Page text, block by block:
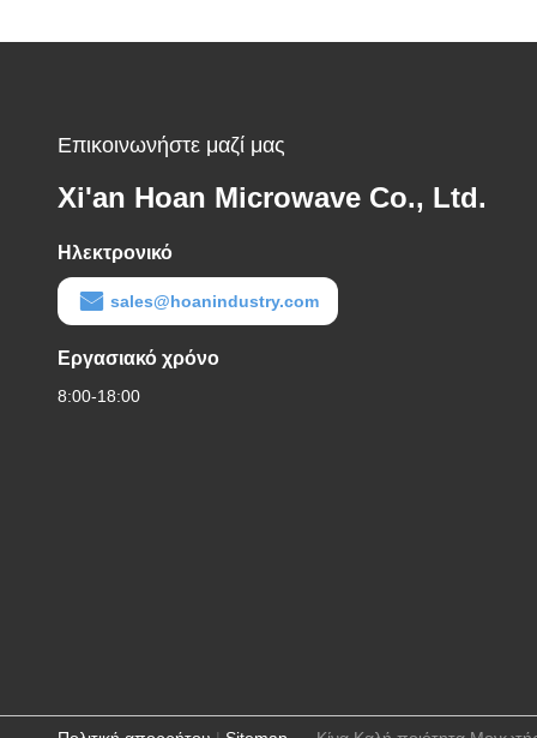
Επικοινωνήστε μαζί μας
Xi'an Hoan Microwave Co., Ltd.
Ηλεκτρονικό
sales@hoanindustry.com
Εργασιακό χρόνο
8:00-18:00